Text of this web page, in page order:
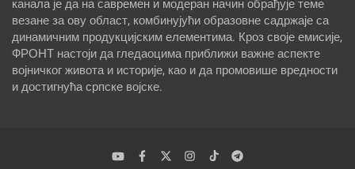
канала је да на савремен и модеран начин обрађује теме
везане за ову област, комбинујући образовне садржаје са
динамичним продукцијским елементима. Кроз своје емисије,
ФРОНТ настоји да гледаоцима приближи важне аспекте
војничког живота и историје, као и да промовише вредности
и достигнућа српске војске.